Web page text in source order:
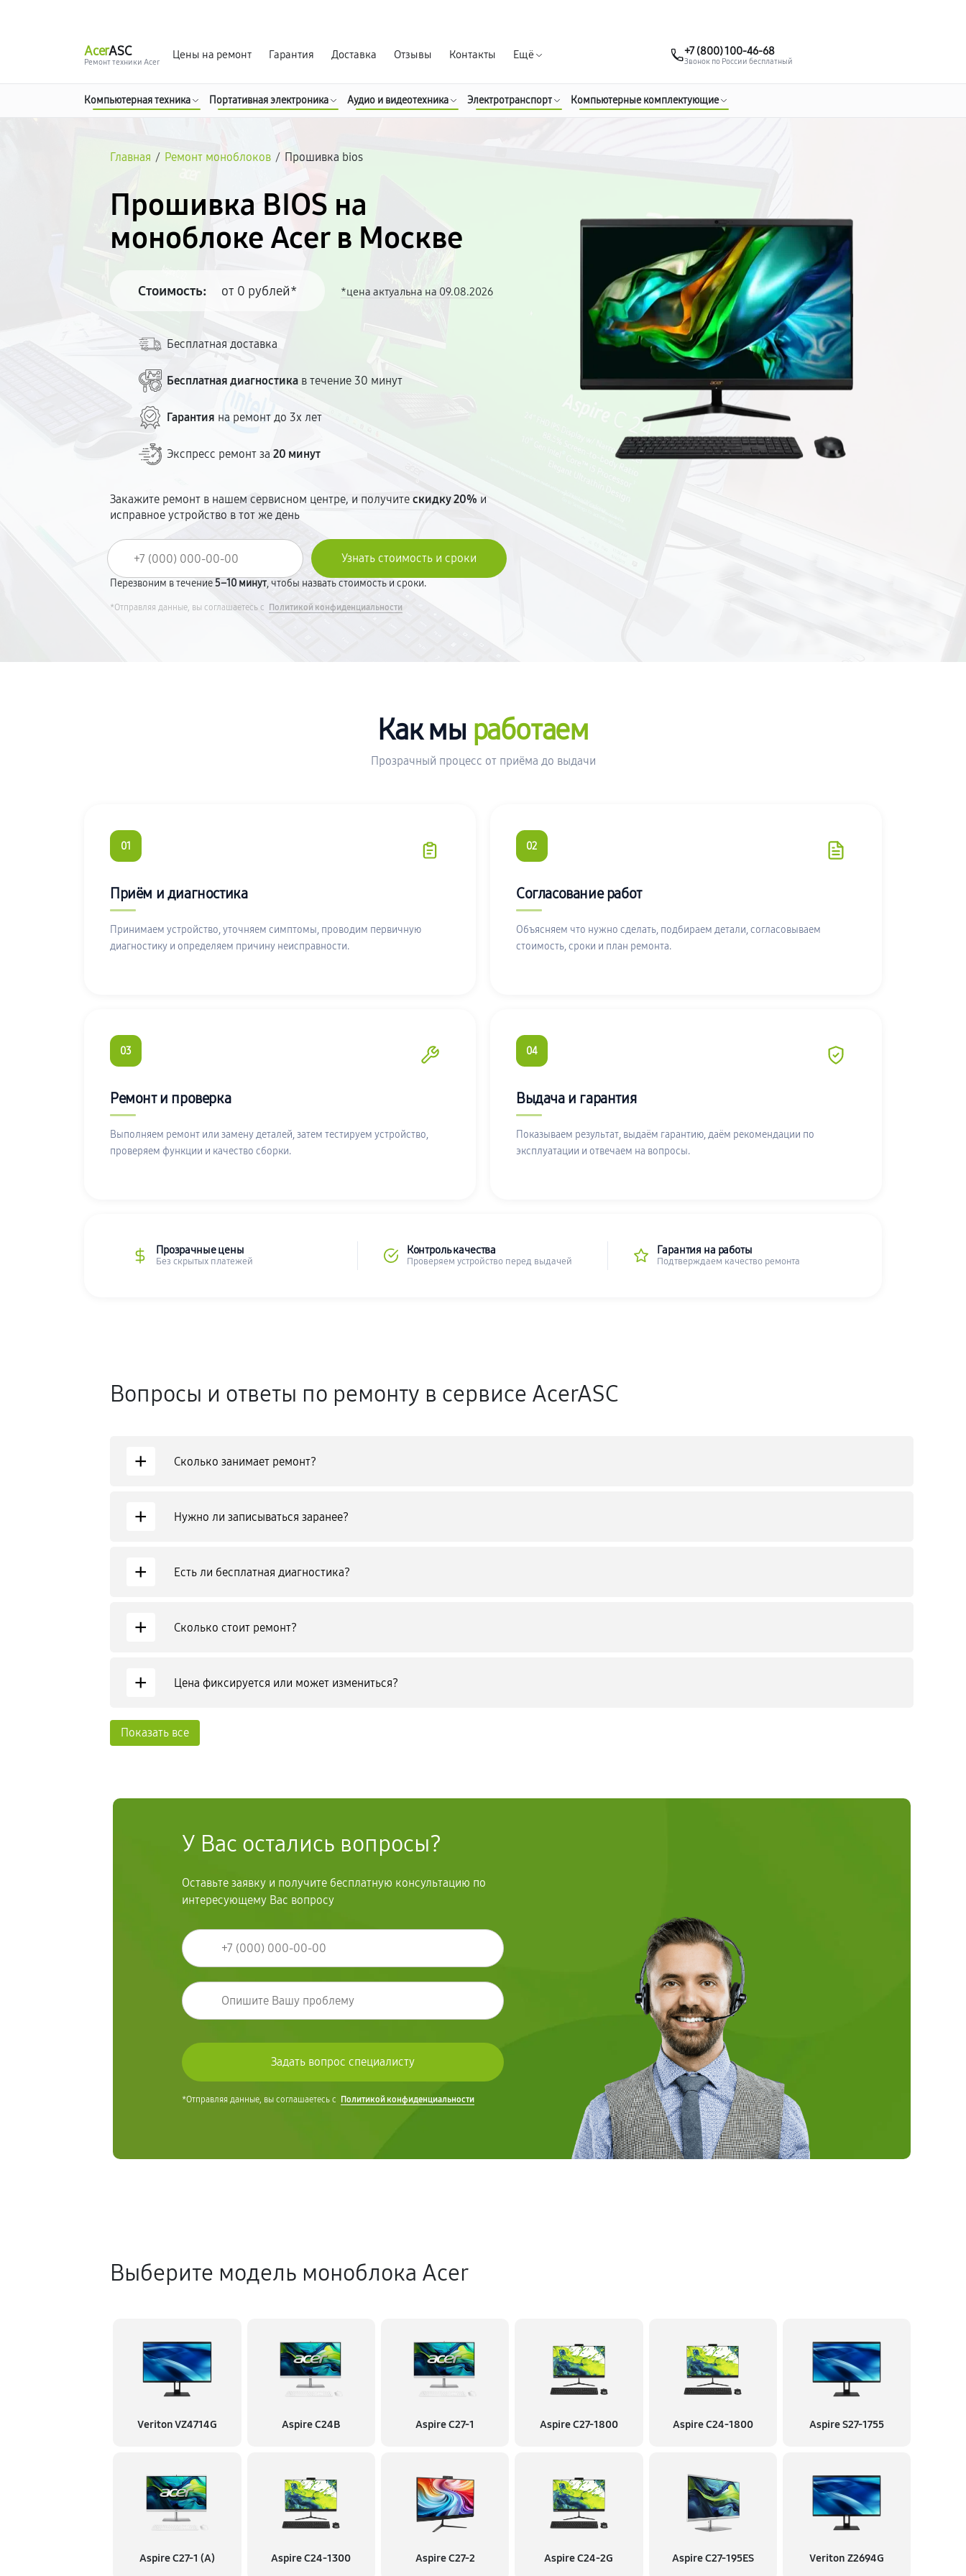
AcerASC
Ремонт техники Acer
Цены на ремонт Гарантия Доставка Отзывы Контакты Ещё +7 (800) 100-46-68
Звонок по России бесплатный
Компьютерная техника Портативная электроника Аудио и видеотехника Электротранспорт Компьютерные комплектующие
Главная / Ремонт моноблоков / Прошивка bios
Прошивка BIOS на
моноблоке Acer в Москве
Стоимость: от 0 рублей* *цена актуальна на 09.08.2026
Бесплатная доставка
Бесплатная диагностика в течение 30 минут
Гарантия на ремонт до 3х лет
Экспресс ремонт за20 минут
Закажите ремонт в нашем сервисном центре, и получитескидку 20% и
исправное устройство в тот же день
Перезвоним в течение5–10 минут, чтобы назвать стоимость и сроки.
*Отправляя данные, вы соглашаетесь с Политикой конфиденциальности
Как мы работаем
Прозрачный процесс от приёма до выдачи
01
Приём и диагностика
Принимаем устройство, уточняем симптомы, проводим первичную
диагностику и определяем причину неисправности.
02
Согласование работ
Объясняем что нужно сделать, подбираем детали, согласовываем
стоимость, сроки и план ремонта.
03
Ремонт и проверка
Выполняем ремонт или замену деталей, затем тестируем устройство,
проверяем функции и качество сборки.
04
Выдача и гарантия
Показываем результат, выдаём гарантию, даём рекомендации по
эксплуатации и отвечаем на вопросы.
Прозрачные цены
Без скрытых платежей
Контроль качества
Проверяем устройство перед выдачей
Гарантия на работы
Подтверждаем качество ремонта
Вопросы и ответы по ремонту в сервисе AcerASC
+ Сколько занимает ремонт?
+ Нужно ли записываться заранее?
+ Есть ли бесплатная диагностика?
+ Сколько стоит ремонт?
+ Цена фиксируется или может измениться?
Показать все
У Вас остались вопросы?
Оставьте заявку и получите бесплатную консультацию по
интересующему Вас вопросу
*Отправляя данные, вы соглашаетесь с Политикой конфиденциальности
Выберите модель моноблока Acer
Veriton VZ4714G Aspire C24B Aspire C27-1 Aspire C27-1800 Aspire C24-1800 Aspire S27-1755
Aspire C27-1 (A) Aspire C24-1300 Aspire C27-2 Aspire C24-2G Aspire C27-195ES Veriton Z2694G